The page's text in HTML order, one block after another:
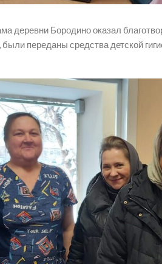
деревни Бородино оказал
переданы средства детской